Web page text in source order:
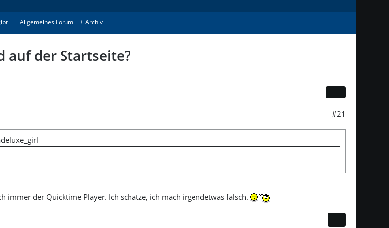
Allgemeines Forum Archiv
auf der Startseite?
#21
immer der Quicktime Player. Ich schätze, ich mach irgendetwas falsch.